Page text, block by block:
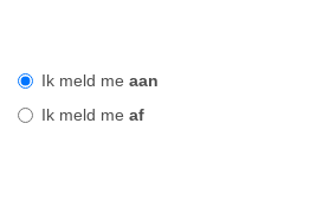
Ik meld me aan
Ik meld me af